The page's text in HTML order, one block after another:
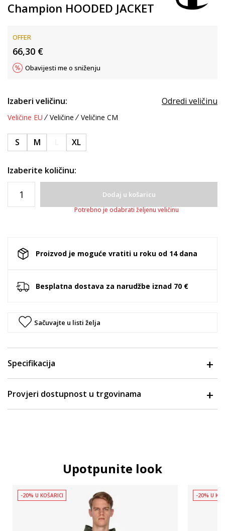
Champion HOODED JACKET
OFFER
66,30 €
Obavijesti me o sniženju
Izaberi veličinu: Odredi veličinu
Veličine EU Veličine Veličine CM
S M XL
Izaberite količinu:
Dodaj u košaricu
Potrebno je odabrati željenu veličinu
Proizvod je moguće vratiti u roku od 14 dana
Besplatna dostava za narudžbe iznad 70 €
Sačuvajte u listi želja
Specifikacija
Provjeri dostupnost u trgovinama
Upotpunite look
-20% U KOŠARICI -20% U